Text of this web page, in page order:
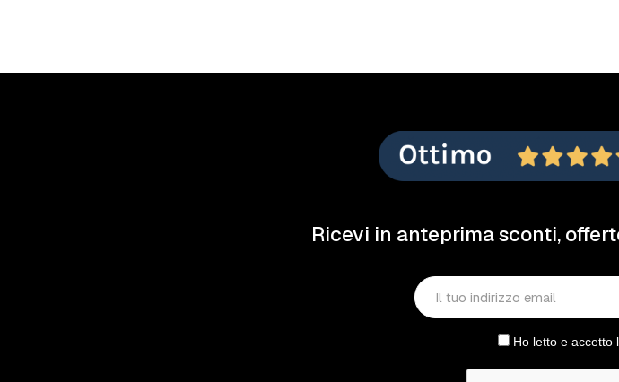
Ricevi in anteprima sconti,
Ho letto e accetto